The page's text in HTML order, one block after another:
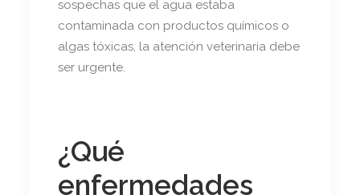
sospechas que el agua estaba
contaminada con productos químicos o
algas tóxicas, la atención veterinaria debe
ser urgente.
¿Qué
enfermedades